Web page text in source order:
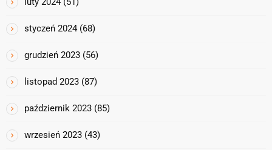
styczeń 2024 (68)
grudzień 2023 (56)
listopad 2023 (87)
październik 2023 (85)
wrzesień 2023 (43)